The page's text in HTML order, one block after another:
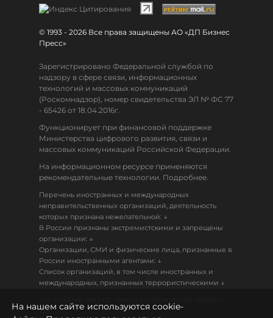
© 1993 - 2026 Все права защищены АО «ДП Бизнес
Пресс»
Зарегистрировано Федеральной службой по
надзору в сфере связи, информационных
технологий и массовых коммуникаций
(Роскомнадзор), номер свидетельства ЭЛ № ФС 77
- 65426 от 18.04.2016г.
Функционирует при финансовой поддержке
Министерства цифрового развития, связи и
массовых коммуникаций Российской Федерации.
На информационном ресурсе применяются
рекомендательные технологии. Подробнее.
Перечень иностранных и международных
неправительственных организаций, деятельность
которых признана нежелательной: ↓
В России признаны экстремистскими и запрещены
организации: ↓
Организации, СМИ и физические лица, признанные в
России иностранными агентами: ↓
Список организаций, в том числе иностранных и
международных, признанных террористическими ↓
18+
На нашем сайте используются cookie-